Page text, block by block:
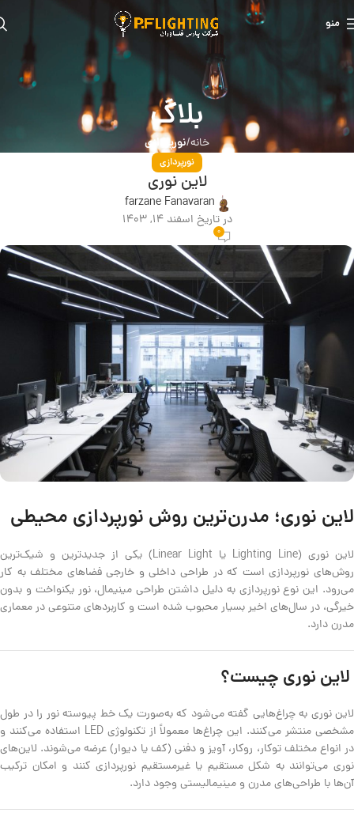
منو
بلاگ
خانه نورپردازی
نورپردازی
لاین نوری
farzane Fanavaran
در تاریخ اسفند 14, 1403
0
لاین نوری؛ مدرن‌ترین روش نورپردازی محیطی
لاین نوری (Lighting Line یا Linear Light) یکی از جدیدترین و شیک‌ترین
روش‌های نورپردازی است که در طراحی داخلی و خارجی فضاهای مختلف به کار
می‌رود. این نوع نورپردازی به دلیل داشتن طراحی مینیمال، نور یکنواخت و بدون
خیرگی، در سال‌های اخیر بسیار محبوب شده است و کاربردهای متنوعی در معماری
مدرن دارد.
لاین نوری چیست؟
لاین نوری به چراغ‌هایی گفته می‌شود که به‌صورت یک خط پیوسته نور را در طول
مشخصی منتشر می‌کنند. این چراغ‌ها معمولاً از تکنولوژی LED استفاده می‌کنند و
در انواع مختلف توکار، روکار، آویز و دفنی (کف یا دیوار) عرضه می‌شوند. لاین‌های
نوری می‌توانند به شکل مستقیم یا غیرمستقیم نورپردازی کنند و امکان ترکیب
آن‌ها با طراحی‌های مدرن و مینیمالیستی وجود دارد.